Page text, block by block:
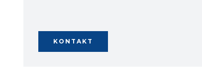
KONTAKT